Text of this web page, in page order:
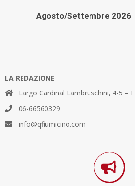
Agosto/Settembre 2026
LA REDAZIONE
Largo Cardinal Lambruschini, 4-5 –
06-66560329
info@qfiumicino.com